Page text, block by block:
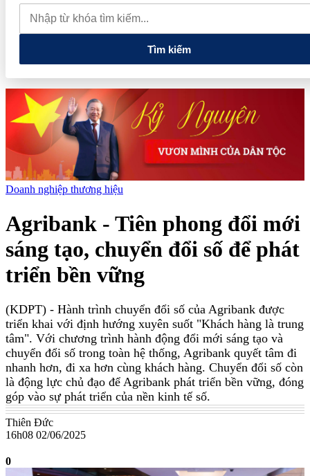
trong 2 năm
Phú Thọ phát triển 14 đô thị trọng điểm, mở cánh
cửa cho kỷ nguyên tăng trưởng mới
Tìm kiếm
Doanh nghiệp thương hiệu
Agribank - Tiên phong đổi mới
sáng tạo, chuyển đổi số để phát
triển bền vững
(KDPT) - Hành trình chuyển đổi số của Agribank được
triển khai với định hướng xuyên suốt "Khách hàng là trung
tâm". Với chương trình hành động đổi mới sáng tạo và
chuyển đổi số trong toàn hệ thống, Agribank quyết tâm đi
nhanh hơn, đi xa hơn cùng khách hàng. Chuyển đổi số còn
là động lực chủ đạo để Agribank phát triển bền vững, đóng
góp vào sự phát triển của nền kinh tế số.
Thiên Đức
16h08 02/06/2025
0